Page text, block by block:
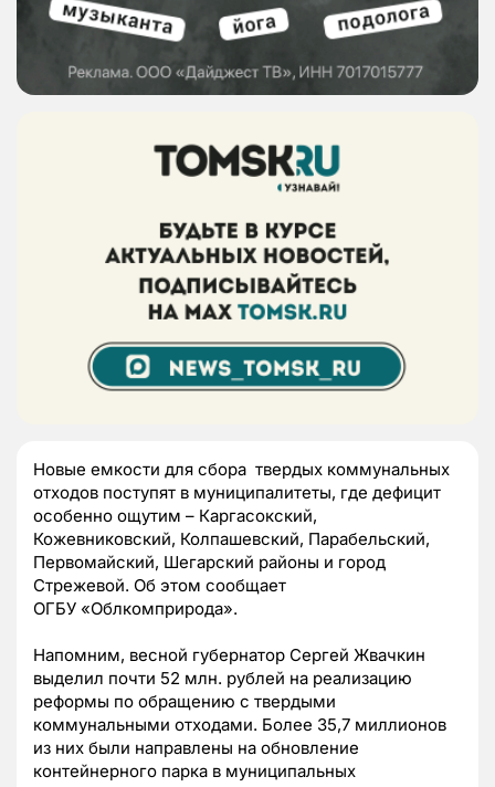
Новые емкости для сбора твердых коммунальных
отходов поступят в муниципалитеты, где дефицит
особенно ощутим – Каргасокский,
Кожевниковский, Колпашевский, Парабельский,
Первомайский, Шегарский районы и город
Стрежевой. Об этом сообщает
ОГБУ «Облкомприрода».
Напомним, весной губернатор Сергей Жвачкин
выделил почти 52 млн. рублей на реализацию
реформы по обращению с твердыми
коммунальными отходами. Более 35,7 миллионов
из них были направлены на обновление
контейнерного парка в муниципальных